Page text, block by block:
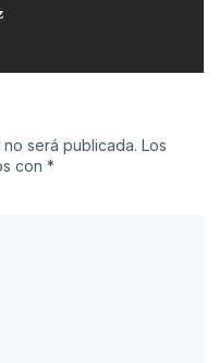
será publicada. Los
con *